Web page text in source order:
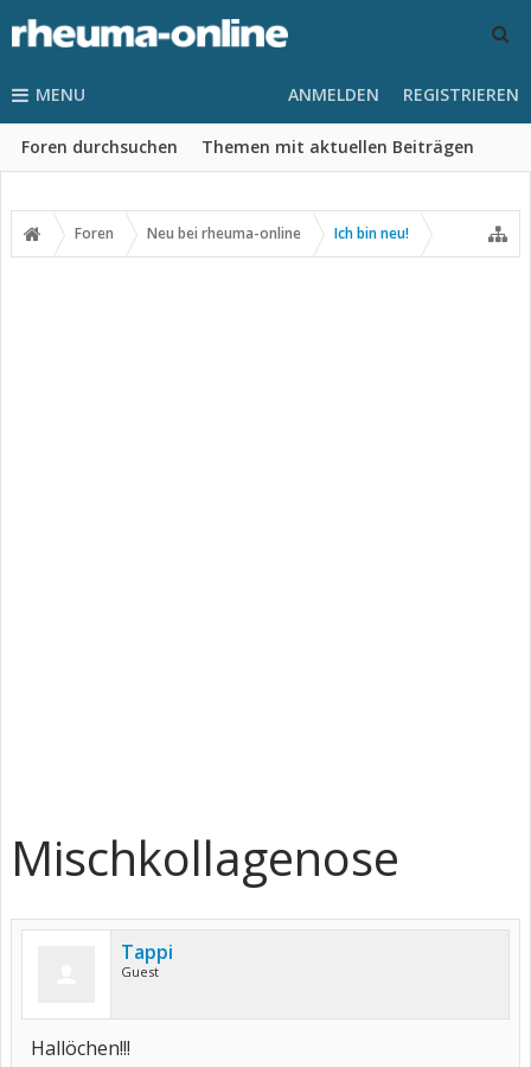
MENU
Foren durchsuchen Themen mit aktuellen Beiträgen
ANMELDEN REGISTRIEREN
Foren Neu bei rheuma-online Ich bin neu!
Mischkollagenose
Tappi
Guest
Hallöchen!!!